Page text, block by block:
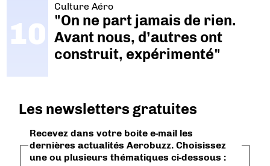
Culture Aéro
"On ne part jamais de rien.
Avant nous, d’autres ont
construit, expérimenté"
Les newsletters gratuites
Recevez dans votre boite e-mail les
dernières actualités Aerobuzz. Choisissez
une ou plusieurs thématiques ci-dessous :